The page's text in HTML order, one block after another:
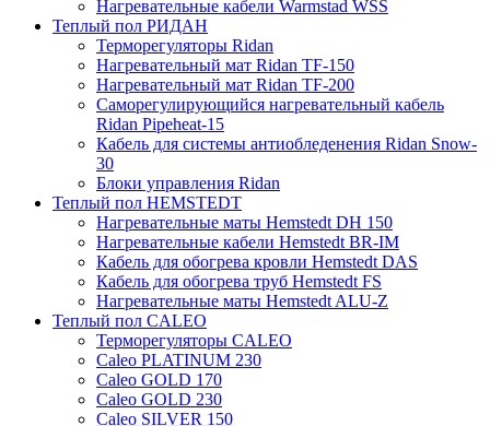
Нагревательные кабели Warmstad WSS
Теплый пол РИДАН
Терморегуляторы Ridan
Нагревательный мат Ridan TF-150
Нагревательный мат Ridan TF-200
Саморегулирующийся нагревательный кабель
Ridan Pipeheat-15
Кабель для системы антиобледенения Ridan Snow-
30
Блоки управления Ridan
Теплый пол HEMSTEDT
Нагревательные маты Hemstedt DH 150
Нагревательные кабели Hemstedt BR-IM
Кабель для обогрева кровли Hemstedt DAS
Кабель для обогрева труб Hemstedt FS
Нагревательные маты Hemstedt ALU-Z
Теплый пол CALEO
Терморегуляторы CALEO
Caleo PLATINUM 230
Caleo GOLD 170
Caleo GOLD 230
Caleo SILVER 150